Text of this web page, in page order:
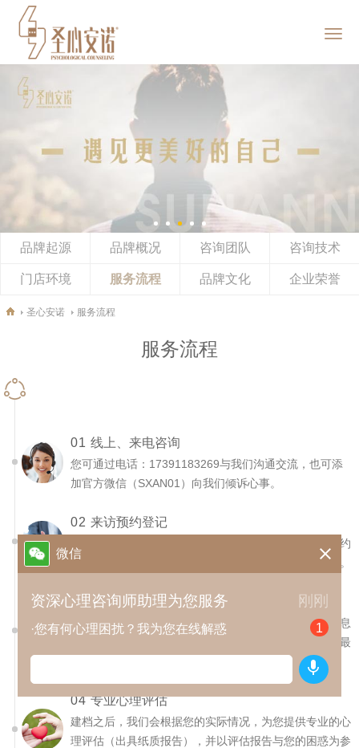
首页
服务范畴
企业EAP
新闻动态
加入我们
品牌起源 品牌概况 咨询团队 咨询技术
门店环境 服务流程 品牌文化 企业荣誉
圣心安诺 服务流程
服务流程
01 线上、来电咨询
您可通过电话：17391183269与我们沟通交流，也可添
加官方微信（SXAN01）向我们倾诉心事。
02 来访预约登记
咨询过后，如您有来访意向，可与在线咨询顾问进行预约
沟通，了解咨询详情，确定来访时间，熟知来访路线等。
03 信息采集建档
到达门店后，助理咨询师将会通过谈话了解您的基本信息
和主要特征，并让您对心理咨询建立一个初步的概念，最
04 专业心理评估
建档之后，我们会根据您的实际情况，为您提供专业的心
理评估（出具纸质报告），并以评估报告与您的困惑为参
微信 
资深心理咨询师助理为您服务 刚刚
·您有何心理困扰？我为您在线解惑 1
